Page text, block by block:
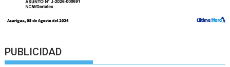
PUBLICIDAD